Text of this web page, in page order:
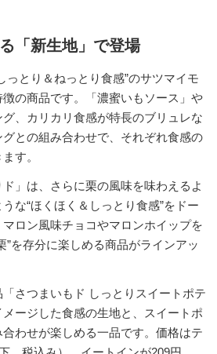
「新生地」で登場
っとり＆ねっとり食感”のサツマイモ
の商品です。「濃蜜いもソース」や
、カリカリ食感が特長のブリュレな
との組み合わせで、それぞれ食感の
す。
」は、さらに栗の風味を味わえるよ
な“ほくほく＆しっとり食感”をドー
ロン風味チョコやマロンホイップを
”を存分に楽しめる商品がラインアッ
「さつまいもド しっとりスイートポテ
メージした食感の生地と、スイートポ
わせが楽しめる一品です。価格はテ